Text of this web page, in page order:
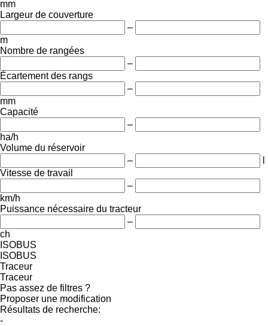
mm
Largeur de couverture
–
m
Nombre de rangées
–
Écartement des rangs
–
mm
Capacité
–
ha/h
Volume du réservoir
–
Vitesse de travail
–
km/h
Puissance nécessaire du tracteur
–
ch
ISOBUS
ISOBUS
Traceur
Traceur
Pas assez de filtres ?
Proposer une modification
Résultats de recherche:
-